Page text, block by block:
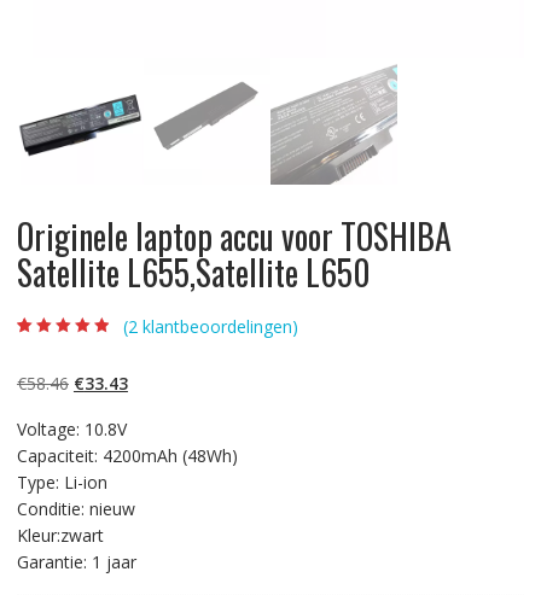
Originele laptop accu voor TOSHIBA
Satellite L655,Satellite L650
gebaseerd op
klantbeoordelin
(2 klantbeoordelingen)
€58.46 Oorspronkelijke
was:
€58.46.
€33.43Huidige
€33.43.
Voltage: 10.8V
Capaciteit: 4200mAh (48Wh)
Type: Li-ion
Conditie: nieuw
Kleur:zwart
Garantie: 1 jaar